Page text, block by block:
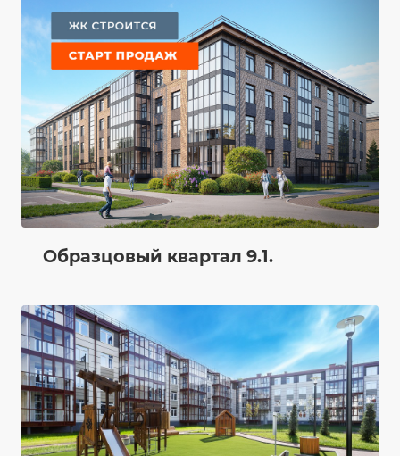
Образцовый квартал 9.1.